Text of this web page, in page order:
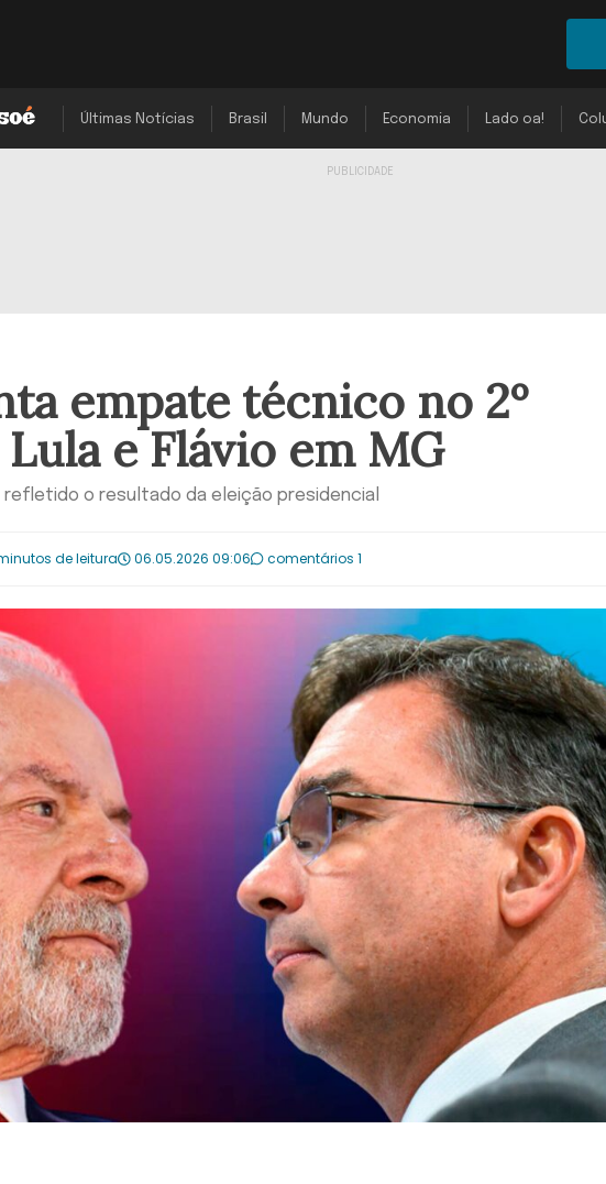
Últimas Notícias Brasil Mundo Economia Lado oa!
empate técnico no 2º
e Flávio em MG
o resultado da eleição presidencial
de leitura 06.05.2026 09:06 comentários 1